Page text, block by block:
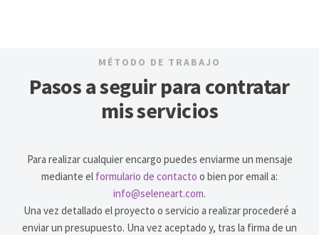
MÉTODO DE TRABAJO
Pasos a seguir para contratar
mis servicios
Para realizar cualquier encargo puedes enviarme un mensaje
mediante el formulario de contacto o bien por email a:
info@seleneart.com.
Una vez detallado el proyecto o servicio a realizar procederé a
enviar un presupuesto. Una vez aceptado y, tras la firma de un